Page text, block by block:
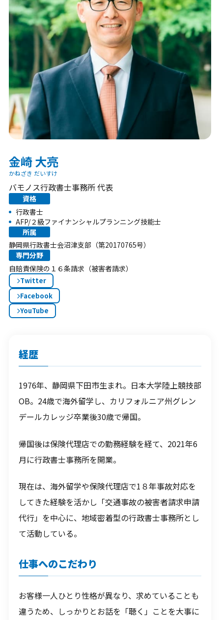
金崎 大亮
かねざき だいすけ
バモノス行政書士事務所 代表
資格
行政書士
AFP/２級ファイナンシャルプランニング技能士
所属
静岡県行政書士会沼津支部（第20170765号）
専門分野
自賠責保険の１６条請求（被害者請求）
Twitter
Facebook
YouTube
経歴
1976年、静岡県下田市生まれ。日本大学陸上競技部
OB。24歳で海外留学し、カリフォルニア州グレン
デールカレッジ卒業後30歳で帰国。
帰国後は保険代理店での勤務経験を経て、2021年6
月に行政書士事務所を開業。
現在は、海外留学や保険代理店で1８年事故対応を
してきた経験を活かし「交通事故の被害者請求申請
代行」を中心に、地域密着型の行政書士事務所とし
て活動している。
仕事へのこだわり
お客様一人ひとり性格が異なり、求めていることも
違うため、しっかりとお話を「聴く」ことを大事に
070-9066-7931
9:00～20：00
メールから相談する
24時間365日受付